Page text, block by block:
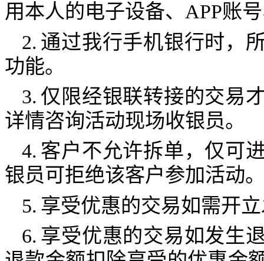
用本人的电子设备、 APP账
2. 通过我行手机银行时，
功能。
3. 仅限经银联转接的交易
详情咨询活动现场收银员。
4. 客户不允许拆单，仅可
银员可拒绝该客户参加活动
5. 享受优惠的交易如需开
6. 享受优惠的交易如发生